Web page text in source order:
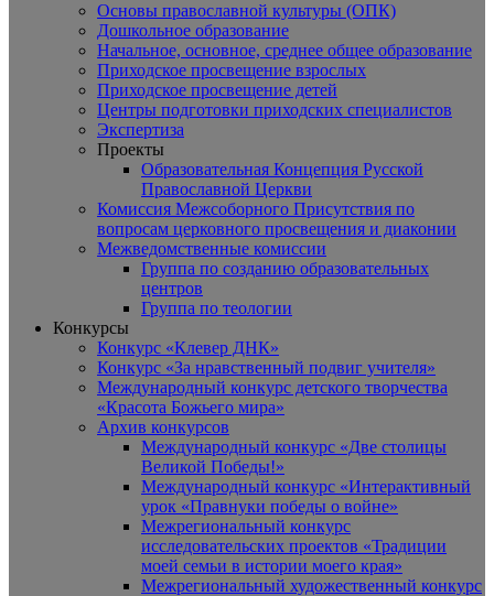
Основы православной культуры (ОПК)
Дошкольное образование
Начальное, основное, среднее общее образование
Приходское просвещение взрослых
Приходское просвещение детей
Центры подготовки приходских специалистов
Экспертиза
Проекты
Образовательная Концепция Русской
Православной Церкви
Комиссия Межсоборного Присутствия по
вопросам церковного просвещения и диаконии
Межведомственные комиссии
Группа по созданию образовательных
центров
Группа по теологии
Конкурсы
Конкурс «Клевер ДНК»
Конкурс «За нравственный подвиг учителя»
Международный конкурс детского творчества
«Красота Божьего мира»
Архив конкурсов
Международный конкурс «Две столицы
Великой Победы!»
Международный конкурс «Интерактивный
урок «Правнуки победы о войне»
Межрегиональный конкурс
исследовательских проектов «Традиции
моей семьи в истории моего края»
Межрегиональный художественный конкурс